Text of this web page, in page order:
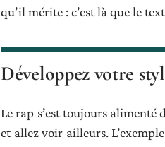
qu’il mérite : c’est là que le
Développez votre
Le rap s’est toujours
et allez voir ailleurs.